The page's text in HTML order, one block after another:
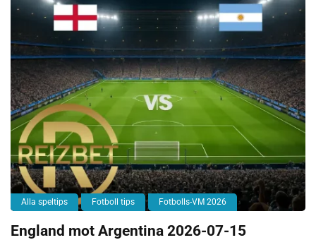
Alla speltips Fotboll tips Fotbolls-VM 2026
England mot Argentina 2026-07-15